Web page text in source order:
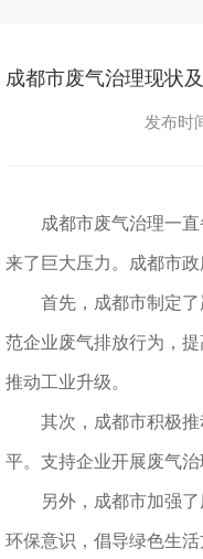
成都市废气治理现状
发布时
成都市废气治理一
来了巨大压力。成都市
首先，成都市制定
范企业废气排放行为，
推动工业升级。
其次，成都市积极
平。支持企业开展废气
另外，成都市加强
环保意识，倡导绿色生